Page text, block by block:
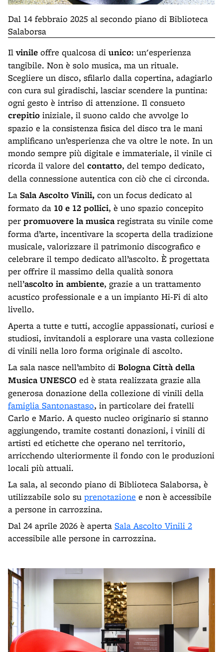
Dal 14 febbraio 2025 al secondo piano di Biblioteca
Salaborsa
Ilvinile offre qualcosa di unico: un'esperienza
tangibile. Non è solo musica, ma un rituale.
Scegliere un disco, sfilarlo dalla copertina, adagiarlo
con cura sul giradischi, lasciar scendere la puntina:
ogni gesto è intriso di attenzione. Il consueto
crepitio iniziale, il suono caldo che avvolge lo
spazio e la consistenza fisica del disco tra le mani
amplificano un’esperienza che va oltre le note. In un
mondo sempre più digitale e immateriale, il vinile ci
ricorda il valore del contatto, del tempo dedicato,
della connessione autentica con ciò che ci circonda.
La Sala Ascolto Vinili, con un focus dedicato al
formato da 10 e 12 pollici, è uno spazio concepito
per promuovere la musicaregistrata su vinile come
forma d’arte, incentivare la scoperta della tradizione
musicale, valorizzare il patrimonio discografico e
celebrare il tempo dedicato all’ascolto. È progettata
per offrire il massimo della qualità sonora
nell’ascolto in ambiente, grazie a un trattamento
acustico professionale e a un impianto Hi-Fi di alto
livello.
Aperta a tutte e tutti, accoglie appassionati, curiosi e
studiosi, invitandoli a esplorare una vasta collezione
di vinili nella loro forma originale di ascolto.
La sala nasce nell’ambito di Bologna Città della
Musica UNESCO ed è stata realizzata grazie alla
generosa donazione della collezione di vinili della
famiglia Santonastaso, in particolare dei fratelli
Carlo e Mario. A questo nucleo originario si stanno
aggiungendo, tramite costanti donazioni, i vinili di
artisti ed etichette che operano nel territorio,
arricchendo ulteriormente il fondo con le produzioni
locali più attuali.
La sala, al secondo piano di Biblioteca Salaborsa, è
utilizzabile solo su prenotazione e non è accessibile
a persone in carrozzina.
Dal 24 aprile 2026 è aperta Sala Ascolto Vinili 2
accessibile alle persone in carrozzina.